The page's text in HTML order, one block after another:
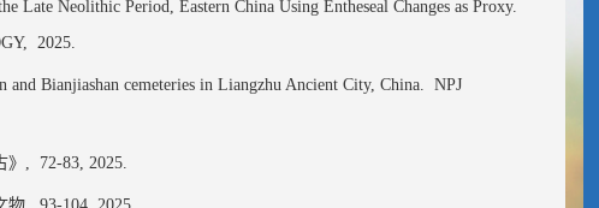
Neolithic Period, Eastern China Using Entheseal Changes as Proxy.
2025.
Bianjiashan cemeteries in Liangzhu Ancient City, China. NPJ
》, 72-83, 2025.